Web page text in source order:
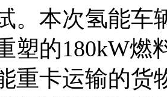
。本次氢能车
塑的180kW燃
重卡运输的货